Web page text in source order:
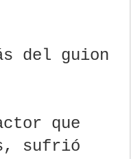
del guion
que
sufrió